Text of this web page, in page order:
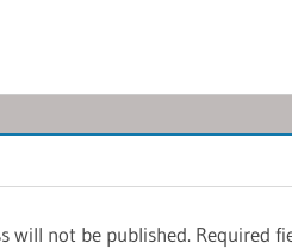
will not be published. Required